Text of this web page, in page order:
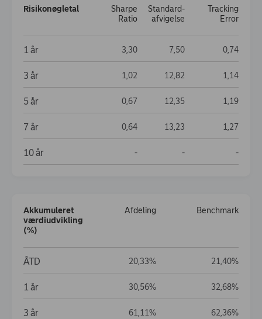
Risiko­nøgletal
Sharpe
Ratio
Standard­
afvigelse
Tracking
Error
1 år 3,30 7,50 0,74
3 år 1,02 12,82 1,14
5 år 0,67 12,35 1,19
7 år 0,64 13,23 1,27
10 år Data not available
- Data not available
- Data
-
Akkumuleret
værdiudvikling
(%)
Afdeling Benchmark
ÅTD 20,33% 21,40%
1 år 30,56% 32,68%
3 år 61,11% 62,36%